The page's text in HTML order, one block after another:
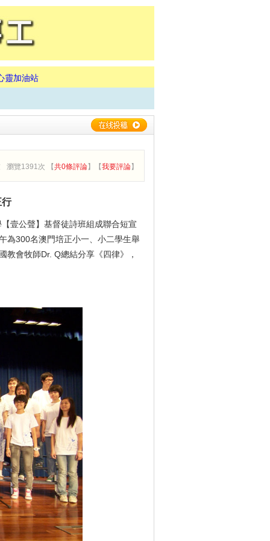
靈加油站
瀏覽1391次 【共0條評論】【我要評論】
壹公聲】基督徒詩班組成聯合短宣
為300名澳門培正小一、小二學生舉
會牧師Dr. Q總結分享《四律》，